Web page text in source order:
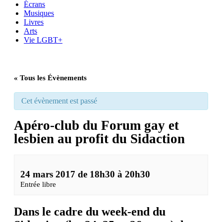
Écrans
Musiques
Livres
Arts
Vie LGBT+
« Tous les Évènements
Cet évènement est passé
Apéro-club du Forum gay et
lesbien au profit du Sidaction
24 mars 2017 de 18h30 à 20h30
Entrée libre
Dans le cadre du week-end du